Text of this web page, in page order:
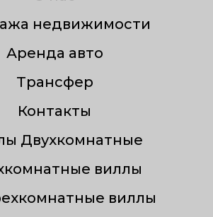
недвижимости
Аренда авто
Трансфер
Контакты
Двухкомнатные
виллы
виллы